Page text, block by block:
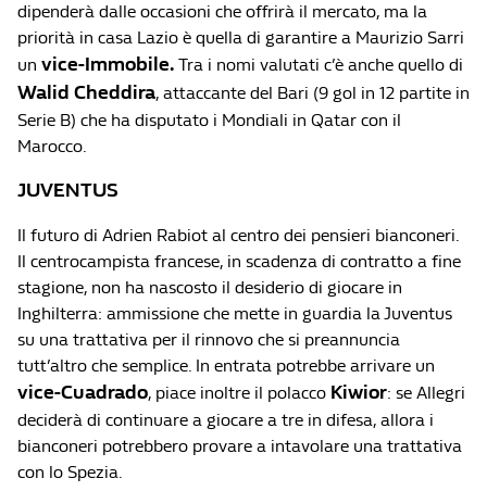
dipenderà dalle occasioni che offrirà il mercato, ma la
priorità in casa Lazio è quella di garantire a Maurizio Sarri
un vice-Immobile. Tra i nomi valutati c’è anche quello di
Walid Cheddira, attaccante del Bari (9 gol in 12 partite in
Serie B) che ha disputato i Mondiali in Qatar con il
Marocco.
JUVENTUS
Il futuro di Adrien Rabiot al centro dei pensieri bianconeri.
Il centrocampista francese, in scadenza di contratto a fine
stagione, non ha nascosto il desiderio di giocare in
Inghilterra: ammissione che mette in guardia la Juventus
su una trattativa per il rinnovo che si preannuncia
tutt’altro che semplice. In entrata potrebbe arrivare un
vice-Cuadrado, piace inoltre il polacco Kiwior: se Allegri
deciderà di continuare a giocare a tre in difesa, allora i
bianconeri potrebbero provare a intavolare una trattativa
con lo Spezia.